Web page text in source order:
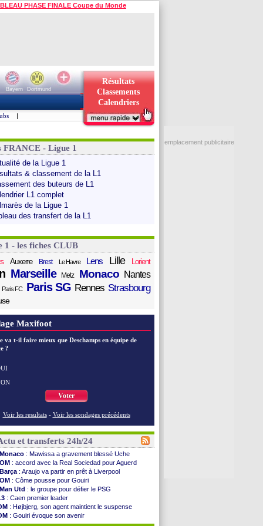
PHASE FINALE Coupe du Monde
Bayern
Dortmund
Résultats
Classements
Calendriers
|
FRANCE - Ligue 1
de la Ligue 1
& classement de la L1
des buteurs de L1
L1 complet
de la Ligue 1
des transfert de la L1
1 - les fiches CLUB
Auxerre Brest Le Havre Lens Lille Lorient
Marseille Metz Monaco Nantes
Paris FC Paris SG Rennes Strasbourg
Maxifoot
va t-il faire mieux que Deschamps en équipe de
?
Voter
Voir les resultats - Voir les sondages précédents
et transferts 24h/24
Monaco : Mawissa a gravement blessé Uche
OM : accord avec la Real Sociedad pour Aguerd
Barça : Araujo va partir en prêt à Liverpool
OM : Côme pousse pour Gouiri
Man Utd : le groupe pour défier le PSG
: Caen premier leader
: Højbjerg, son agent maintient le suspense
: Gouiri évoque son avenir
: le transfert d'Asllani tombe à l'eau
emplacement publicitaire